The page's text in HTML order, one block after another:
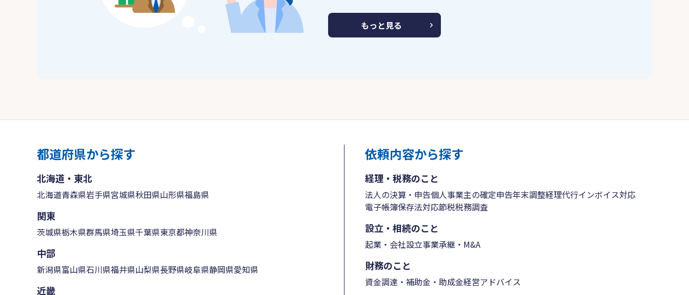
もっと見る
都道府県から探す
北海道・東北
北海道青森県岩手県宮城県秋田県山形県福島県
関東
茨城県栃木県群馬県埼玉県千葉県東京都神奈川県
中部
新潟県富山県石川県福井県山梨県長野県岐阜県静岡県愛知県
近畿
依頼内容から探す
経理・税務のこと
法人の決算・申告個人事業主の確定申告年末調整経理代行インボイス対応
電子帳簿保存法対応節税税務調査
設立・相続のこと
起業・会社設立事業承継・M&A
財務のこと
資金調達・補助金・助成金経営アドバイス